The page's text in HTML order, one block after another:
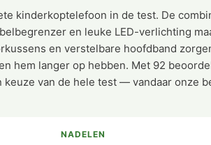
kinderkoptelefoon in de test. De
en leuke LED-verlichting
en verstelbare hoofdband
hem langer op hebben. Met 92
van de hele test — vandaar onze
NADELEN